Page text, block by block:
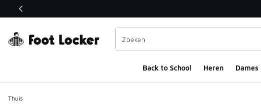
Deze link wordt geopend in een nieuw venster
Back to School Heren Dames
Thuis